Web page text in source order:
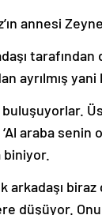
annesi
ayrılmış
araba senin
biniyor.
arkadaşı
düşüyor.